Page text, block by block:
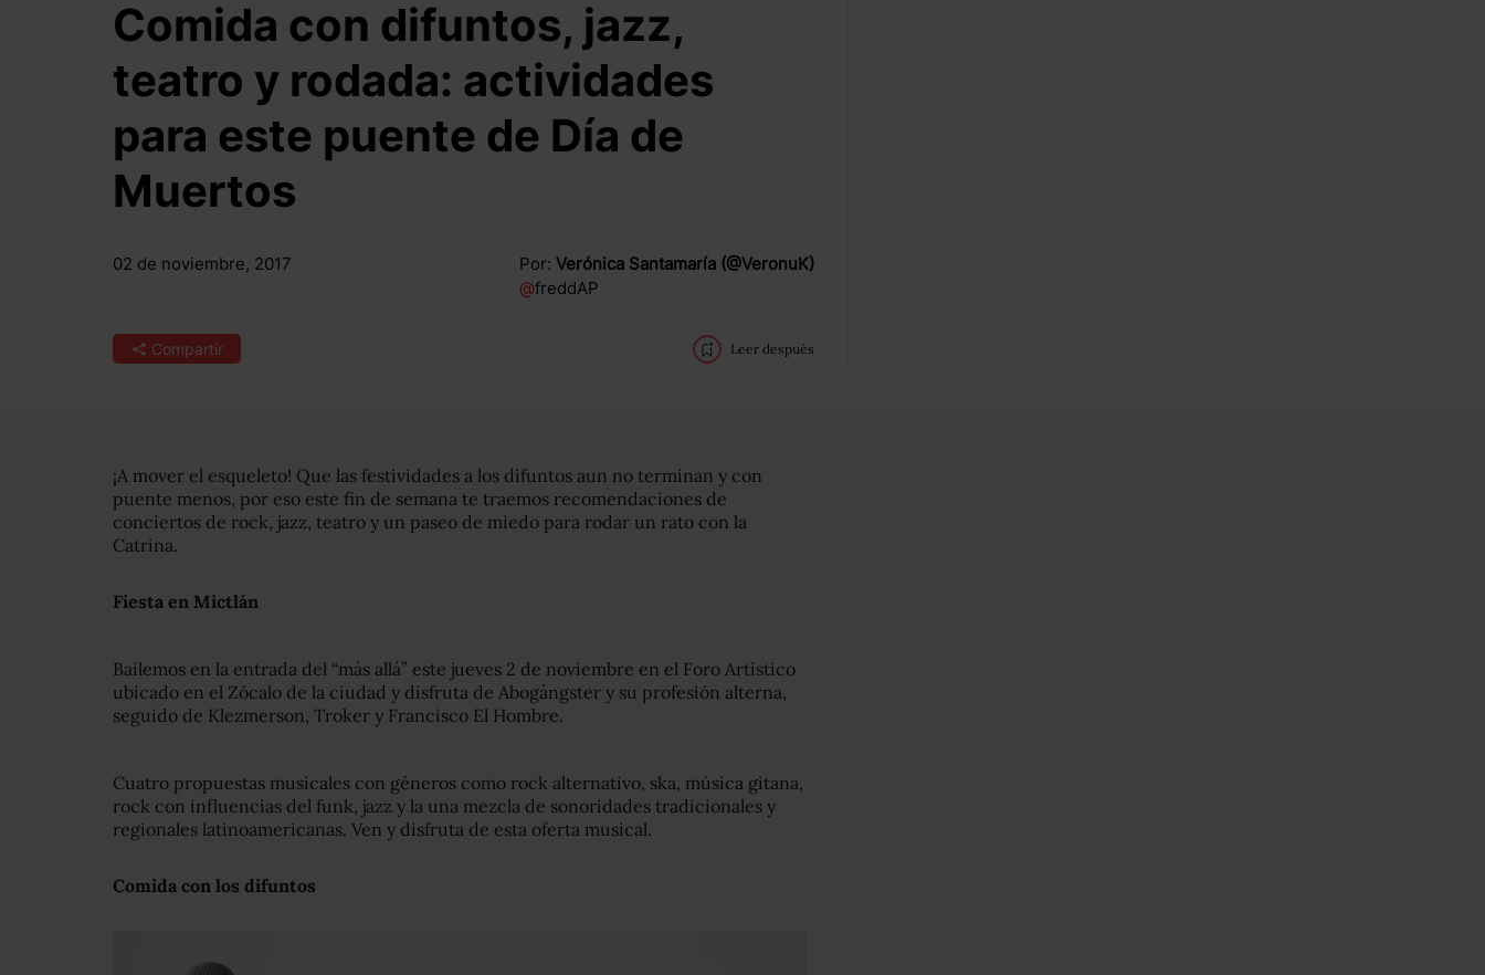
Comida con difuntos, jazz,
teatro y rodada: actividades
para este puente de Día de
Muertos
02 de noviembre, 2017 Por: Verónica Santamaría (@VeronuK)
@freddAP
Compartir Leer después
¡A mover el esqueleto! Que las festividades a los difuntos aun no terminan y con
puente menos, por eso este fin de semana te traemos recomendaciones de
conciertos de rock, jazz, teatro y un paseo de miedo para rodar un rato con la
Catrina.
Fiesta en Mictlán
Bailemos en la entrada del “más allá” este jueves 2 de noviembre en el Foro Artístico
ubicado en el Zócalo de la ciudad y disfruta de Abogángster y su profesión alterna,
seguido de Klezmerson, Troker y Francisco El Hombre.
Cuatro propuestas musicales con géneros como rock alternativo, ska, música gitana,
rock con influencias del funk, jazz y la una mezcla de sonoridades tradicionales y
regionales latinoamericanas. Ven y disfruta de esta oferta musical.
Comida con los difuntos